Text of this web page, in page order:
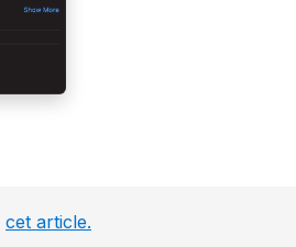
cet article.